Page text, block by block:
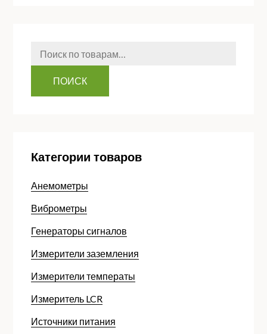
Искать:
ПОИСК
Категории товаров
Анемометры
Виброметры
Генераторы сигналов
Измерители заземления
Измерители температы
Измеритель LCR
Источники питания